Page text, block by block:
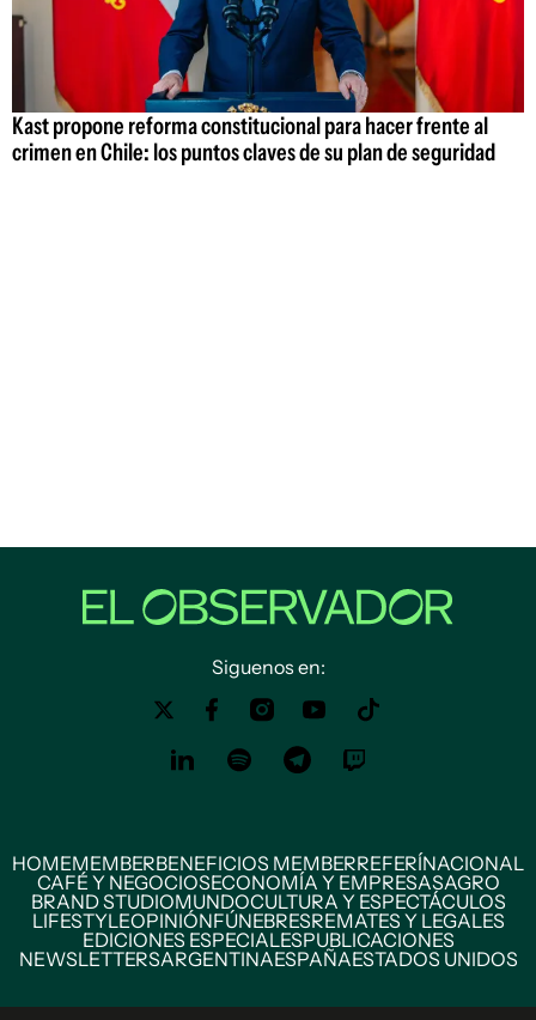
Kast propone reforma constitucional para hacer frente al
crimen en Chile: los puntos claves de su plan de seguridad
Siguenos en:
HOMEMEMBERBENEFICIOS MEMBERREFERÍNACIONAL
CAFÉ Y NEGOCIOSECONOMÍA Y EMPRESASAGRO
BRAND STUDIOMUNDOCULTURA Y ESPECTÁCULOS
LIFESTYLEOPINIÓNFÚNEBRESREMATES Y LEGALES
EDICIONES ESPECIALESPUBLICACIONES
NEWSLETTERSARGENTINAESPAÑAESTADOS UNIDOS